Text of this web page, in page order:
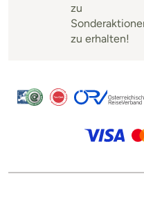
zu
zu erhalten!